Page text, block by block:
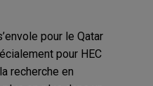
pour le Qatar
pour HEC
recherche en